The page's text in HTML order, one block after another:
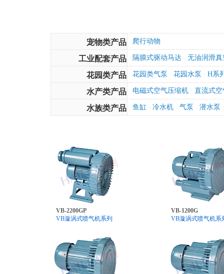
宠物类产品 爬行动物
工业配套产品 隔膜式驱动马达 无油润滑真
花园类产品 花园类气泵 花园水泵 H系
水产类产品 电磁式空气压缩机 直流式
水族类产品 鱼缸 冷水机 气泵 潜水泵
VB-2200GP
VB漩涡式喷气机系列
VB-1200G
VB漩涡式喷气机系